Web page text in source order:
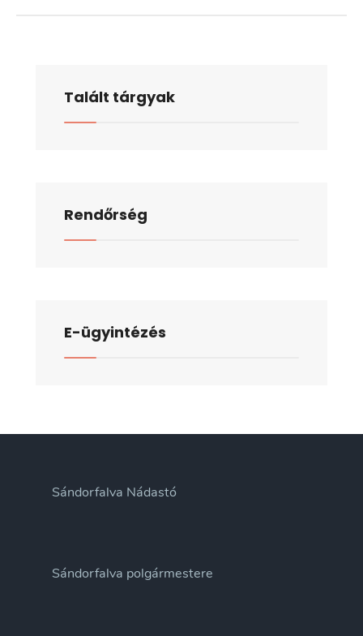
Talált tárgyak
Rendőrség
E-ügyintézés
Sándorfalva Nádastó
Sándorfalva polgármestere